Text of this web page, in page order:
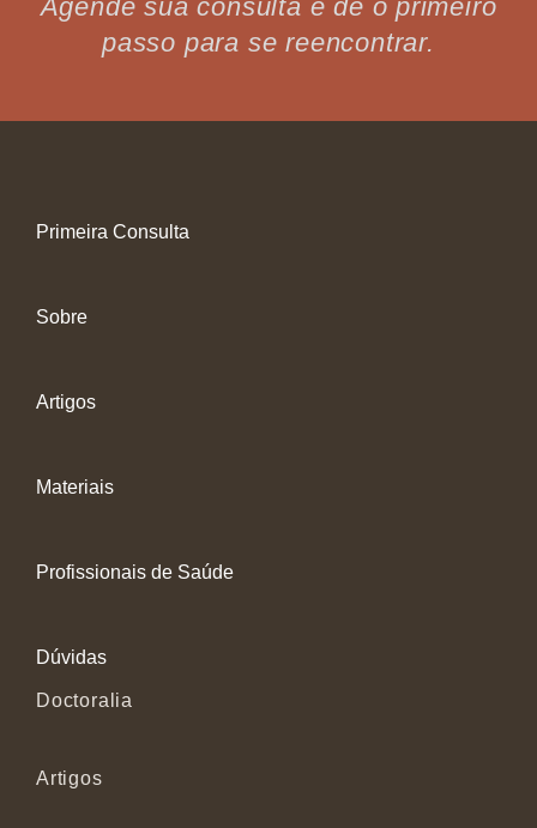
Agende sua consulta e dê o primeiro
passo para se reencontrar.
Primeira Consulta
Sobre
Artigos
Materiais
Profissionais de Saúde
Dúvidas
Doctoralia
Artigos